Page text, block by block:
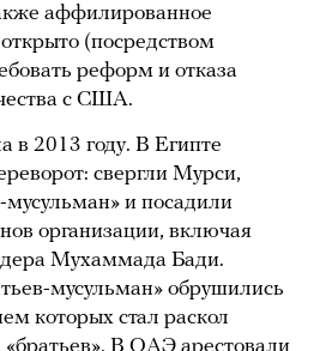
аффилированное
(посредством
реформ и отказа
с США.
в 2013 году. В Египте
свергли Мурси,
мусульман» и посадили
организации, включая
Мухаммада Бади.
мусульман» обрушились
которых стал раскол